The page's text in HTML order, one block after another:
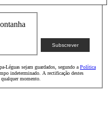
Léguas sejam guardados, segundo aPolítica
indeterminado. A rectificação destes
qualquer momento.